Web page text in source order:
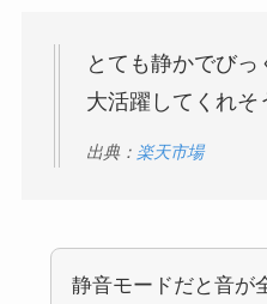
とても静かでび
大活躍してくれ
出典： 楽天市場
静音モードだと音が